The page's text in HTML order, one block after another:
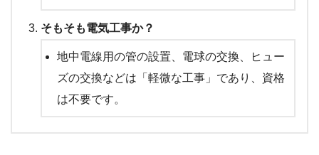
そもそも電気工事か？
地中電線用の管の設置、電球の交換、ヒュー
ズの交換などは「軽微な工事」であり、資格
は不要です。